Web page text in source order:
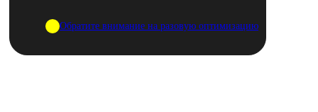
Обратите внимание на разовую оптимизацию